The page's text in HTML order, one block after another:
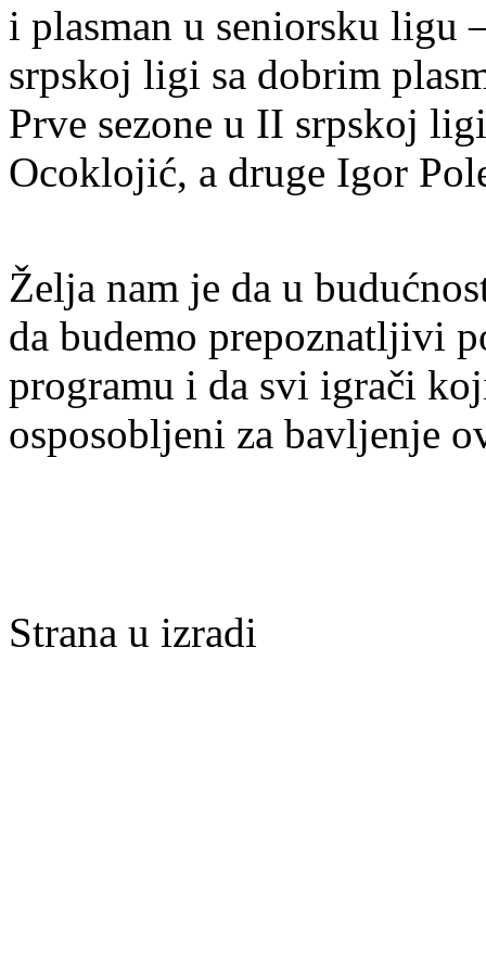
i plasman u seniorsku ligu
srpskoj ligi sa dobrim
Prve sezone u II srpskoj
Ocoklojić, a druge Igor
Želja nam je da u
da budemo prepoznatljivi
programu i da svi igrači
osposobljeni za bavljenje
Strana u izradi